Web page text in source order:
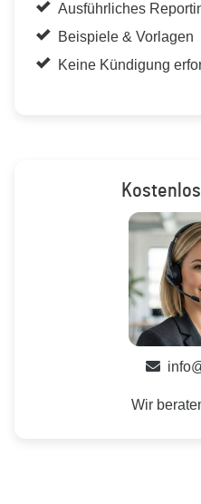
Ausführliches
Beispiele & Vorlagen
Keine Kündigung
Wir